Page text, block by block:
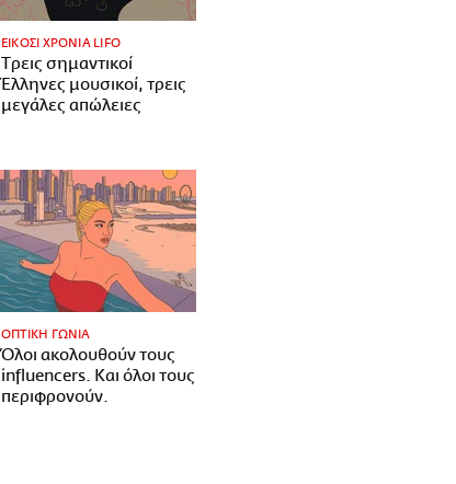
ΕΙΚΟΣΙ ΧΡΟΝΙΑ LIFO
Tρεις σημαντικοί
Έλληνες μουσικοί, τρεις
μεγάλες απώλειες
ΟΠΤΙΚΗ ΓΩΝΙΑ
Όλοι ακολουθούν τους
influencers. Και όλοι τους
περιφρονούν.